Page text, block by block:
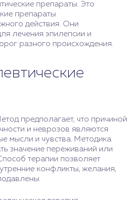
препараты. Это
препараты
действия. Они
лечения эпилепсии и
разного происхождения.
предполагает, что причиной
и неврозов являются
мысли и чувства. Методика
значение переживаний или
терапии позволяет
конфликты, желания,